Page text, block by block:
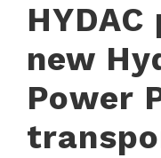
new
Power